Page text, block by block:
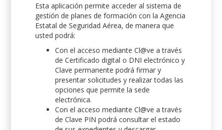
Esta aplicación permite acceder al sistema de
gestión de planes de formación con la Agencia
Estatal de Seguridad Aérea, de manera que
usted podrá:
Con el acceso mediante Cl@ve a través
de Certificado digital o DNI electrónico y
Clave permanente podrá firmar y
presentar solicitudes y realizar todas las
opciones que permite la sede
electrónica.
Con el acceso mediante Cl@ve a través
de Clave PIN podrá consultar el estado